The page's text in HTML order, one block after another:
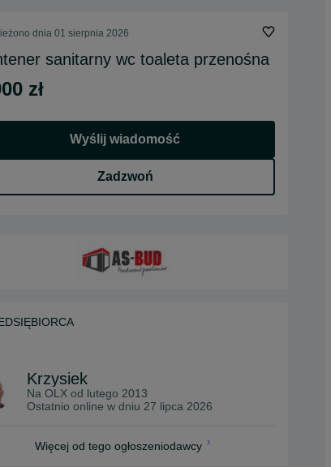
dnia 01 sierpnia 2026
sanitarny wc toaleta przenośna
zł
Wyślij wiadomość
Zadzwoń
Krzysiek
Na OLX od lutego 2013
Ostatnio online w dniu 27 lipca 2026
Więcej od tego ogłoszeniodawcy